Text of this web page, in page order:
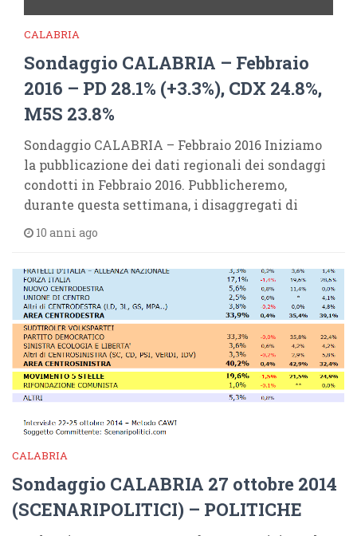
CALABRIA
Sondaggio CALABRIA – Febbraio
2016 – PD 28.1% (+3.3%), CDX 24.8%,
M5S 23.8%
Sondaggio CALABRIA – Febbraio 2016 Iniziamo
la pubblicazione dei dati regionali dei sondaggi
condotti in Febbraio 2016. Pubblicheremo,
durante questa settimana, i disaggregati di
10 anni ago
CALABRIA
Sondaggio CALABRIA 27 ottobre 2014
(SCENARIPOLITICI) – POLITICHE